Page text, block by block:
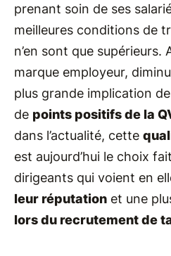
prenant soin de ses
meilleures conditions de
n’en sont que supérieurs.
marque employeur,
plus grande implication
de points positifs de la
dans l’actualité, cette
est aujourd’hui le choix
dirigeants qui voient en
leur réputation et une
lors du recrutement de